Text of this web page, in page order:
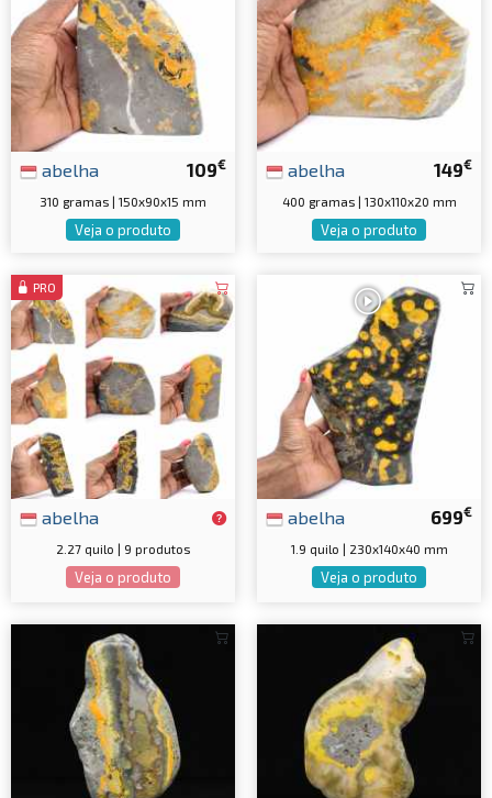
109€
abelha
310 gramas | 150x90x15 mm
Veja o produto
149€
abelha
400 gramas | 130x110x20 mm
Veja o produto
PRO
abelha
2.27 quilo | 9 produtos
Veja o produto
699€
abelha
1.9 quilo | 230x140x40 mm
Veja o produto